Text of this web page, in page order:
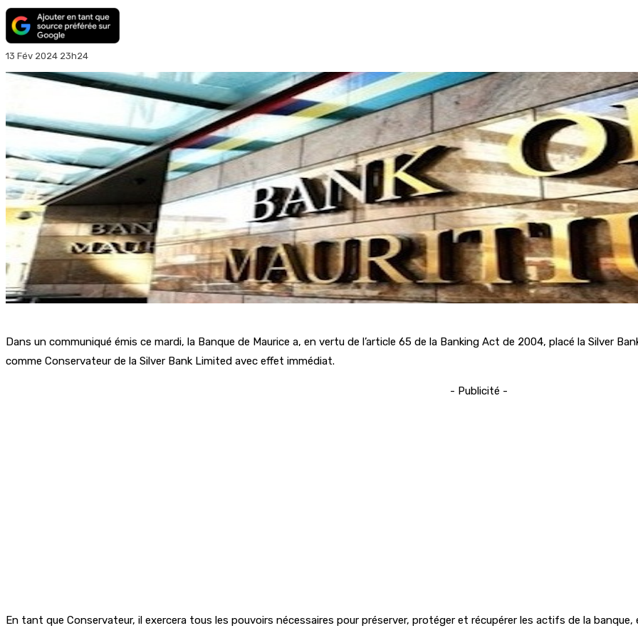
13 Fév 2024 23h24
Dans un communiqué émis ce mardi, la Banque de Maurice a, en vertu de l’article 65 de la Banking Act de 2004, placé la Silver
comme Conservateur de la Silver Bank Limited avec effet immédiat.
- Publicité -
En tant que Conservateur, il exercera tous les pouvoirs nécessaires pour préserver, protéger et récupérer les actifs de la